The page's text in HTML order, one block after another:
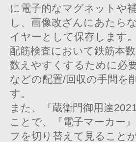
に電子的なマグネットや
し、画像改ざんにあたら
イヤーとして保存します
配筋検査において鉄筋本
数えやすくするために必
などの配置/回収の手間を
す。
また、『蔵衛門御用達
ことで、『電子マーカー
フを切り替えて見ること